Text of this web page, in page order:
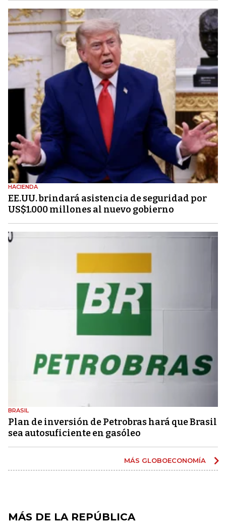
HACIENDA
EE.UU. brindará asistencia de seguridad por
US$1.000 millones al nuevo gobierno
BRASIL
Plan de inversión de Petrobras hará que Brasil
sea autosuficiente en gasóleo
MÁS GLOBOECONOMÍA
MÁS DE LA REPÚBLICA